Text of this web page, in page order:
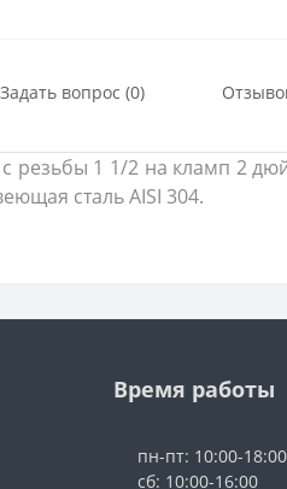
Задать вопрос (0)
резьбы 1 1/2 на кламп 2
сталь AISI 304.
Время работы
пн-пт: 10:00-18:00
сб: 10:00-16:00